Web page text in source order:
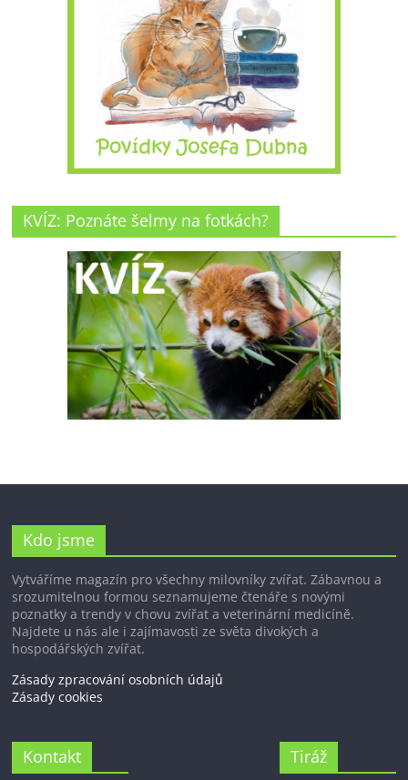
KVÍZ: Poznáte šelmy na fotkách?
Kdo jsme
Vytváříme magazín pro všechny milovníky zvířat. Zábavnou a
srozumitelnou formou seznamujeme čtenáře s novými
poznatky a trendy v chovu zvířat a veterinární medicíně.
Najdete u nás ale i zajímavosti ze světa divokých a
hospodářských zvířat.
Zásady zpracování osobních údajů
Zásady cookies
Kontakt Tiráž